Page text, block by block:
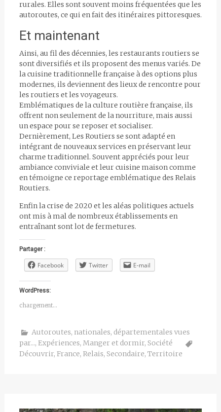
rurales. Elles sont souvent moins fréquentées que les
autoroutes, ce qui en fait des itinéraires pittoresques.
Et maintenant
Ainsi, au fil des décennies, les restaurants routiers se
sont diversifiés et ils proposent des menus variés. De
la cuisine traditionnelle française à des options plus
modernes, ils deviennent des lieux de rencontre pour
les routiers et les voyageurs.
Emblématiques de la culture routière française, ils
offrent non seulement de la nourriture, mais aussi
un espace pour se reposer et socialiser.
Dernièrement, Les Routiers se sont adapté en
intégrant de nouveaux services en préservant leur
charme traditionnel. Souvent appréciés pour leur
ambiance conviviale et leur cuisine maison comme
en témoigne ce reportage emblématique des Relais
Routiers.
Enfin la crise de 2020 et les aléas politiques actuels
ont mis à mal de nombreux établissements en
entraînant sont lot de fermetures.
Partager :
Facebook Twitter E-mail
WordPress:
chargement…
Autoroutes, nationales, départementales vues
par..., Expériences, Manger et dormir, Société
Découvrir, France, Relais, Secondaire, Territoire